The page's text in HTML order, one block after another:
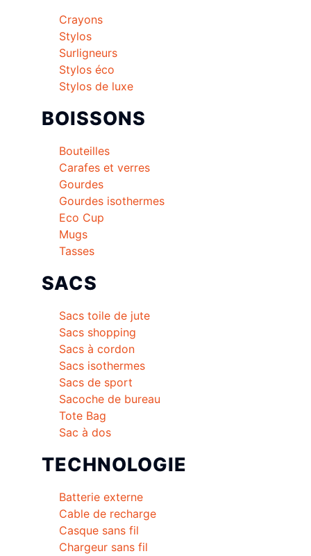
Crayons
Stylos
Surligneurs
Stylos éco
Stylos de luxe
BOISSONS
Bouteilles
Carafes et verres
Gourdes
Gourdes isothermes
Eco Cup
Mugs
Tasses
SACS
Sacs toile de jute
Sacs shopping
Sacs à cordon
Sacs isothermes
Sacs de sport
Sacoche de bureau
Tote Bag
Sac à dos
TECHNOLOGIE
Batterie externe
Cable de recharge
Casque sans fil
Chargeur sans fil